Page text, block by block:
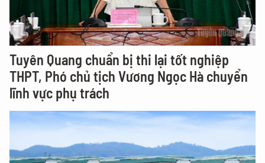
Tuyên Quang chuẩn bị thi lại tốt nghiệp
THPT, Phó chủ tịch Vương Ngọc Hà chuyển
lĩnh vực phụ trách